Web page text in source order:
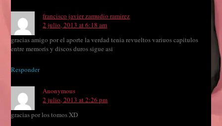
francisco javier zamudio ramirez
2 julio, 2013 at 6:18 am
gracias amigo por el aporte la verdad tenia revueltos variuos capitulos
entre memoris y discos duros sigue asi
Responder
Anonymous
2 julio, 2013 at 2:26 pm
gracias por los tomos XD